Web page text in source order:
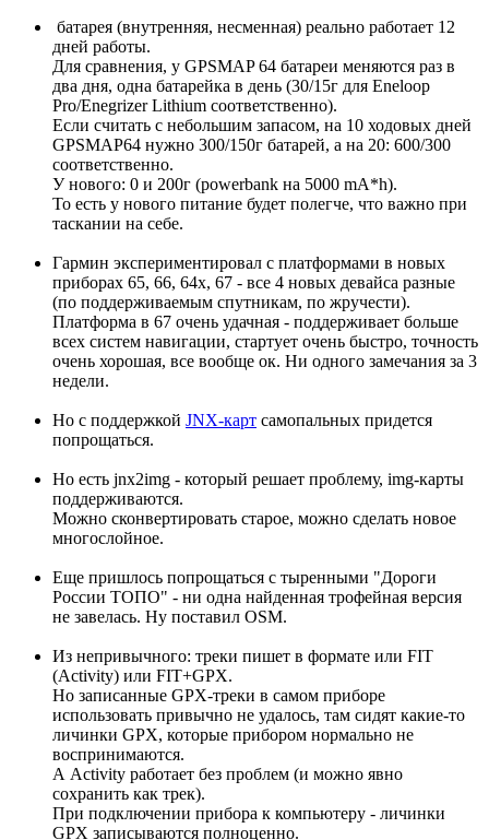
батарея (внутренняя, несменная) реально работает 12
дней работы.
Для сравнения, у GPSMAP 64 батареи меняются раз в
два дня, одна батарейка в день (30/15г для Eneloop
Pro/Enegrizer Lithium соответственно).
Если считать с небольшим запасом, на 10 ходовых дней
GPSMAP64 нужно 300/150г батарей, а на 20: 600/300
соответственно.
У нового: 0 и 200г (powerbank на 5000 mA*h).
То есть у нового питание будет полегче, что важно при
таскании на себе.
Гармин экспериментировал с платформами в новых
приборах 65, 66, 64x, 67 - все 4 новых девайса разные
(по поддерживаемым спутникам, по жручести).
Платформа в 67 очень удачная - поддерживает больше
всех систем навигации, стартует очень быстро, точность
очень хорошая, все вообще ок. Ни одного замечания за 3
недели.
Но с поддержкой JNX-карт самопальных придется
попрощаться.
Но есть jnx2img - который решает проблему, img-карты
поддерживаются.
Можно сконвертировать старое, можно сделать новое
многослойное.
Еще пришлось попрощаться с тыренными "Дороги
России ТОПО" - ни одна найденная трофейная версия
не завелась. Ну поставил OSM.
Из непривычного: треки пишет в формате или FIT
(Activity) или FIT+GPX.
Но записанные GPX-треки в самом приборе
использовать привычно не удалось, там сидят какие-то
личинки GPX, которые прибором нормально не
воспринимаются.
А Activity работает без проблем (и можно явно
сохранить как трек).
При подключении прибора к компьютеру - личинки
GPX записываются полноценно.